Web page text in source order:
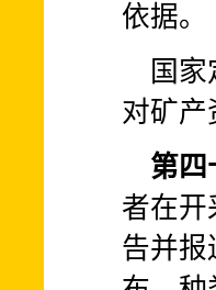
依据。
国
对矿产
第四
者在开
告并报